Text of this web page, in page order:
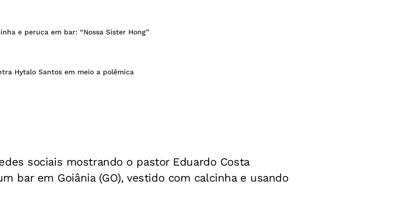
e peruca em bar: “Nossa Sister Hong”
Hytalo Santos em meio a polêmica
sociais mostrando o pastor Eduardo Costa
bar em Goiânia (GO), vestido com calcinha e usando